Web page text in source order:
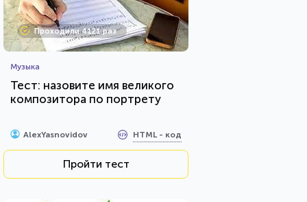
Проходили 4121 раз
Музыка
Тест: назовите имя великого
композитора по портрету
AlexYasnovidov HTML - код
Пройти тест